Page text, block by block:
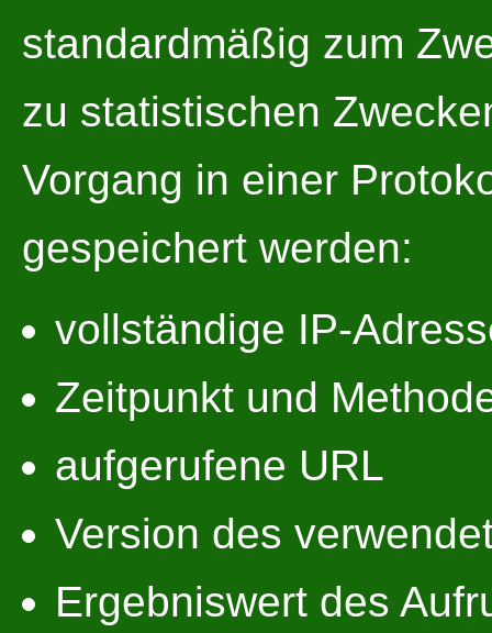
standardmäßig zum
zu statistischen
Vorgang in einer
gespeichert werden:
vollständige IP-
Zeitpunkt und
aufgerufene URL
Version des
Ergebniswert des